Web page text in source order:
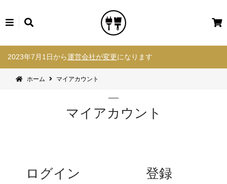
カ
2023年7月1日から運営会社が変更になります
ホーム マイアカウント
マイアカウント
ログイン 登録